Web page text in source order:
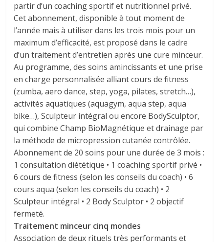
partir d’un coaching sportif et nutritionnel privé.
Cet abonnement, disponible à tout moment de
l’année mais à utiliser dans les trois mois pour un
maximum d’efficacité, est proposé dans le cadre
d’un traitement d’entretien après une cure minceur.
Au programme, des soins amincissants et une prise
en charge personnalisée alliant cours de fitness
(zumba, aero dance, step, yoga, pilates, stretch…),
activités aquatiques (aquagym, aqua step, aqua
bike…), Sculpteur intégral ou encore BodySculptor,
qui combine Champ BioMagnétique et drainage par
la méthode de micropression cutanée contrôlée.
Abonnement de 20 soins pour une durée de 3 mois :
1 consultation diététique • 1 coaching sportif privé •
6 cours de fitness (selon les conseils du coach) • 6
cours aqua (selon les conseils du coach) • 2
Sculpteur intégral • 2 Body Sculptor • 2 objectif
fermeté.
Traitement minceur cinq mondes
Association de deux rituels très performants et